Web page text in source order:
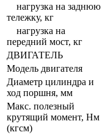
нагрузка на заднюю
тележку, кг
нагрузка на
передний мост, кг
ДВИГАТЕЛЬ
Модель двигателя
Диаметр цилиндра и
ход поршня, мм
Макс. полезный
крутящий момент, Нм
(кгсм)